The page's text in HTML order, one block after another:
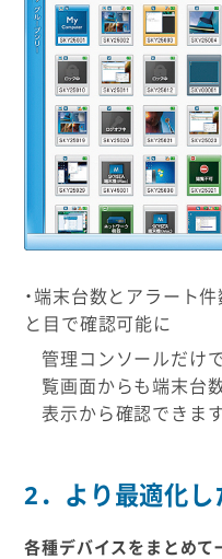
・端末台数とアラート
と目で確認可能に
管理コンソールだけ
覧画面からも端末台
表示から確認できます
2．より最適化
各種デバイスをまとめて